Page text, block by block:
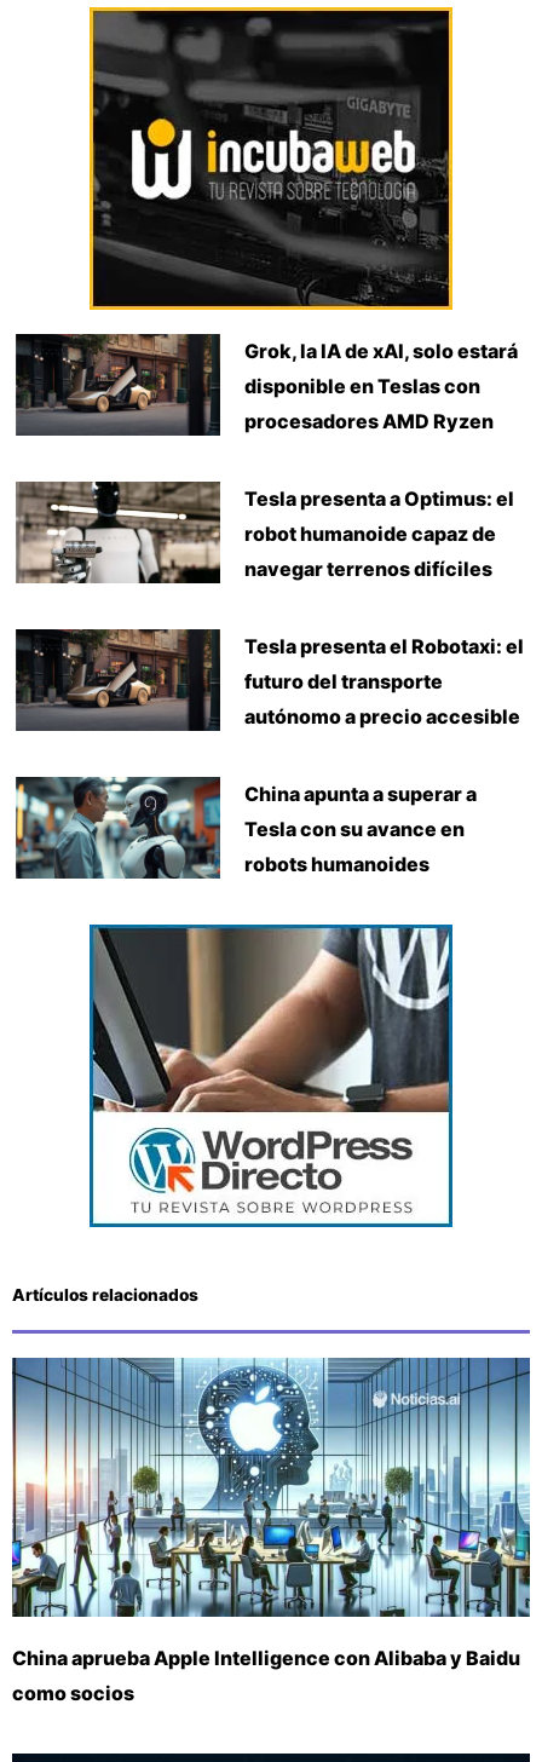
Grok, la IA de xAI, solo estará
disponible en Teslas con
procesadores AMD Ryzen
Tesla presenta a Optimus: el
robot humanoide capaz de
navegar terrenos difíciles
Tesla presenta el Robotaxi: el
futuro del transporte
autónomo a precio accesible
China apunta a superar a
Tesla con su avance en
robots humanoides
Artículos relacionados
China aprueba Apple Intelligence con Alibaba y Baidu
como socios